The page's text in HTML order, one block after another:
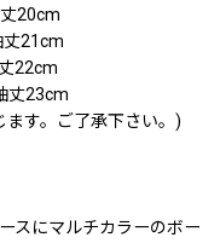
20cm
丈21cm
22cm
丈23cm
す。ご了承下さい。)
スにマルチカラーのボー